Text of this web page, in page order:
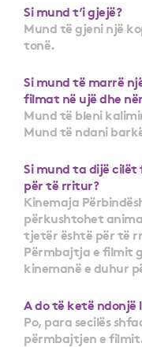
Si mund t’i gjejë?
Mund të gjeni një
tonë.
Si mund të marrë
filmat në ujë dhe
Mund të bleni
Mund të ndani
Si mund ta dijë
për të rritur?
Kinemaja
përkushtohet
tjetër është për të
Përmbajtja e filmit
kinemanë e duhur
A do të ketë ndonjë
Po, para secilës
përmbajtjen e